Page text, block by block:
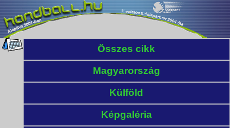
Összes cikk
Magyarország
Külföld
Képgaléria